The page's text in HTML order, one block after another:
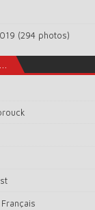
(294 photos)